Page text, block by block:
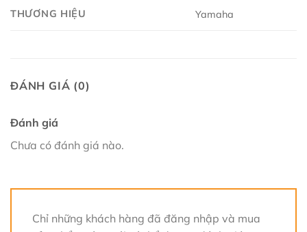
THƯƠNG HIỆU Yamaha
ĐÁNH GIÁ (0)
Đánh giá
Chưa có đánh giá nào.
Chỉ những khách hàng đã đăng nhập và mua